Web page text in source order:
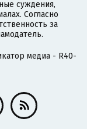
суждения,
Согласно
за
медиа - R40-